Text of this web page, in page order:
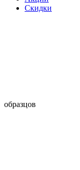
Скидки
образцов